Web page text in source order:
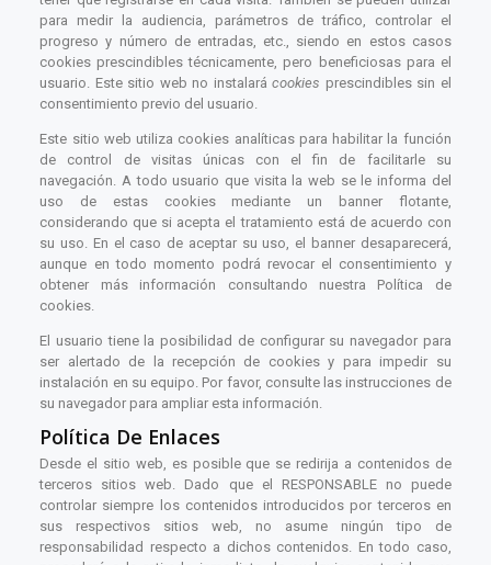
para medir la audiencia, parámetros de tráfico, controlar el
progreso y número de entradas, etc., siendo en estos casos
cookies prescindibles técnicamente, pero beneficiosas para el
usuario. Este sitio web no instalarácookies prescindibles sin el
consentimiento previo del usuario.
Este sitio web utiliza cookies analíticas para habilitar la función
de control de visitas únicas con el fin de facilitarle su
navegación. A todo usuario que visita la web se le informa del
uso de estas cookies mediante un banner flotante,
considerando que si acepta el tratamiento está de acuerdo con
su uso. En el caso de aceptar su uso, el banner desaparecerá,
aunque en todo momento podrá revocar el consentimiento y
obtener más información consultando nuestra Política de
cookies.
El usuario tiene la posibilidad de configurar su navegador para
ser alertado de la recepción de cookies y para impedir su
instalación en su equipo. Por favor, consulte las instrucciones de
su navegador para ampliar esta información.
Política De Enlaces
Desde el sitio web, es posible que se redirija a contenidos de
terceros sitios web. Dado que el RESPONSABLE no puede
controlar siempre los contenidos introducidos por terceros en
sus respectivos sitios web, no asume ningún tipo de
responsabilidad respecto a dichos contenidos. En todo caso,